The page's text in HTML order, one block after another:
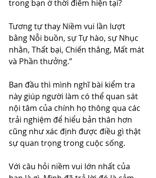
trong bạn ở thời điểm hiện tại?
Tương tự thay Niềm vui lần lượt
bằng Nỗi buồn, sự Tự hào, sự Nhục
nhằn, Thất bại, Chiến thắng, Mất mát
và Phần thưởng.”
Ban đầu thì mình nghĩ bài kiểm tra
này giúp người làm có thể quan sát
nội tâm của chính họ thông qua các
trải nghiệm để hiểu bản thân hơn
cũng như xác định được điều gì thật
sự quan trọng trong cuộc sống.
Với câu hỏi niềm vui lớn nhất của